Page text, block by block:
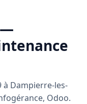
—
Dampierre-les-
Odoo.